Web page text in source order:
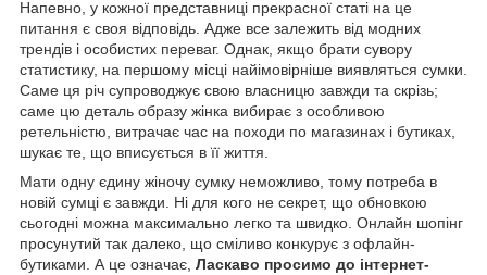
Напевно, у кожної представниці прекрасної статі на це
питання є своя відповідь. Адже все залежить від модних
трендів і особистих переваг. Однак, якщо брати сувору
статистику, на першому місці найімовірніше виявляться сумки.
Саме ця річ супроводжує свою власницю завжди та скрізь;
саме цю деталь образу жінка вибирає з особливою
ретельністю, витрачає час на походи по магазинах і бутиках,
шукає те, що вписується в її життя.
Мати одну єдину жіночу сумку неможливо, тому потреба в
новій сумці є завжди. Ні для кого не секрет, що обновкою
сьогодні можна максимально легко та швидко. Онлайн шопінг
просунутий так далеко, що сміливо конкурує з офлайн-
бутиками. А це означає, Ласкаво просимо до інтернет-